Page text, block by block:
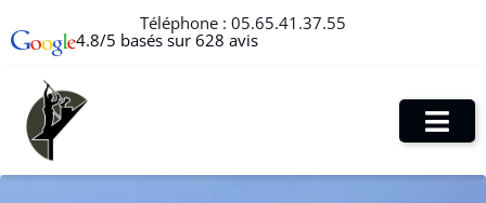
Téléphone : 05.65.41.37.55
4.8/5 basés sur 628 avis